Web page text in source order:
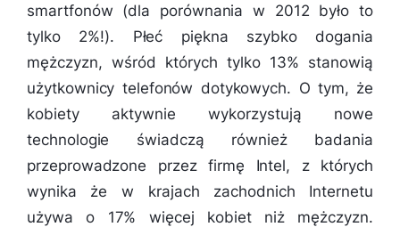
smartfonów (dla porównania w 2012 było to
tylko 2%!). Płeć piękna szybko dogania
mężczyzn, wśród których tylko 13% stanowią
użytkownicy telefonów dotykowych. O tym, że
kobiety aktywnie wykorzystują nowe
technologie świadczą również badania
przeprowadzone przez firmę Intel, z których
wynika że w krajach zachodnich Internetu
używa o 17% więcej kobiet niż mężczyzn.